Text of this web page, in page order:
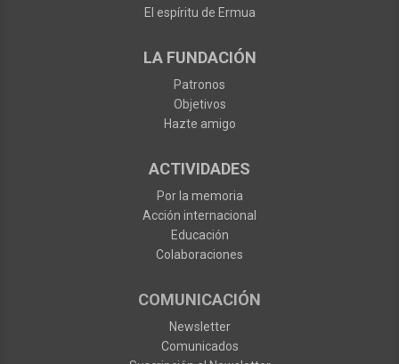
El espíritu de Ermua
LA FUNDACIÓN
Patronos
Objetivos
Hazte amigo
ACTIVIDADES
Por la memoria
Acción internacional
Educación
Colaboraciones
COMUNICACIÓN
Newsletter
Comunicados